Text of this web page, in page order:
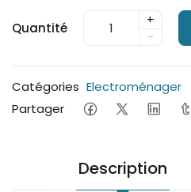
Quantité
+
-
Catégories Electroménager
Partager
Description